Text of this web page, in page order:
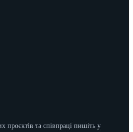
проєктів та співпраці пишіть у